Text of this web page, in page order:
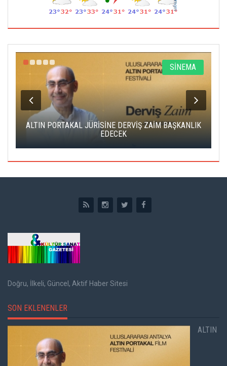
SİNEMA
ALTIN PORTAKAL JÜRİSİNE DERVİŞ ZAİM BAŞKANLIK
EDECEK
Doğru, İlkeli, Güncel, Aktif Haber Sitesi
SON EKLENENLER
ALTIN